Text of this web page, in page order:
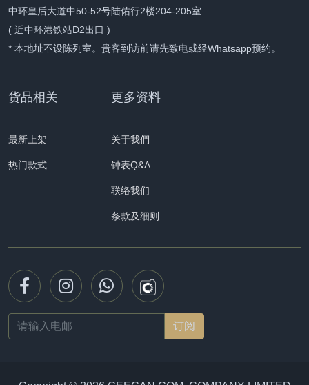
中环皇后大道中50-52号陆佑行2楼204-205室
( 近中环港铁站D2出口 )
* 本地址不设陈列室。贵客到访前请先致电或经Whatsapp预约。
货品相关
最新上架
热门款式
更多资料
关于我們
钟表Q&A
联络我们
条款及细则
Email
address